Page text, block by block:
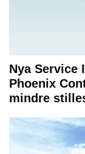
Nya Service
Phoenix
mindre